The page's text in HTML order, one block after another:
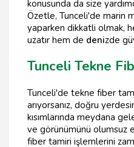
konusunda da size
Özetle, Tunceli'de marin
yaparken dikkatli olmak,
uzatır hem de denizde
Tunceli Tekne
Tunceli'de tekne fiber
arıyorsanız, doğru
kısımlarında meydana
ve görünümünü olumsuz
fiber tamiri işlemlerini